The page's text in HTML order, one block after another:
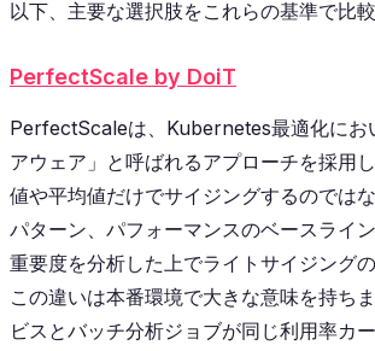
以下、主要な選択肢をこれらの基準で比較
PerfectScale by DoiT
PerfectScaleは、Kubernetes最適化にお
アウェア」と呼ばれるアプローチを採用
値や平均値だけでサイジングするのでは
パターン、パフォーマンスのベースライ
重要度を分析した上でライトサイジング
この違いは本番環境で大きな意味を持ち
ビスとバッチ分析ジョブが同じ利用率カ